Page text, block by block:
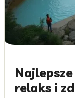
relaks i